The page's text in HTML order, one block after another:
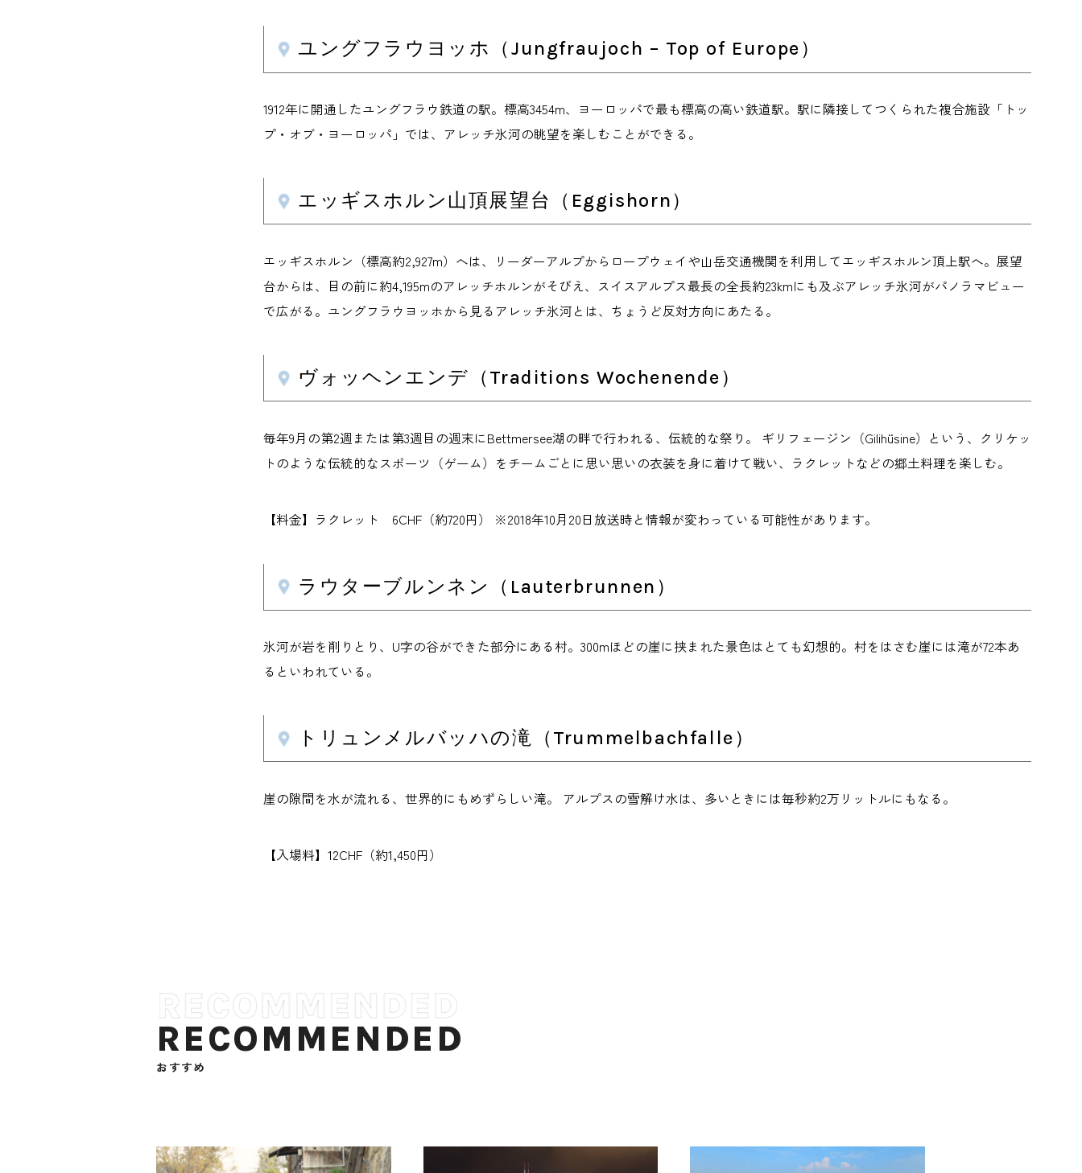
ユングフラウヨッホ（Jungfraujoch – Top of Europe）
1912年に開通したユングフラウ鉄道の駅。標高3454m、ヨーロッパで最も標高の高い鉄道駅。駅に隣接してつくられた複合施設「トッ
プ・オブ・ヨーロッパ」では、アレッチ氷河の眺望を楽しむことができる。
エッギスホルン山頂展望台（Eggishorn）
エッギスホルン（標高約2,927m）へは、リーダーアルプからロープウェイや山岳交通機関を利用してエッギスホルン頂上駅へ。展望
台からは、目の前に約4,195mのアレッチホルンがそびえ、スイスアルプス最長の全長約23kmにも及ぶアレッチ氷河がパノラマビュー
で広がる。ユングフラウヨッホから見るアレッチ氷河とは、ちょうど反対方向にあたる。
ヴォッヘンエンデ（Traditions Wochenende）
毎年9月の第2週または第3週目の週末にBettmersee湖の畔で行われる、伝統的な祭り。 ギリフェージン（Gilihüsine）という、クリケッ
トのような伝統的なスポーツ（ゲーム）をチームごとに思い思いの衣装を身に着けて戦い、ラクレットなどの郷土料理を楽しむ。
【料金】ラクレット 6CHF（約720円） ※2018年10月20日放送時と情報が変わっている可能性があります。
ラウターブルンネン（Lauterbrunnen）
氷河が岩を削りとり、U字の谷ができた部分にある村。300mほどの崖に挟まれた景色はとても幻想的。村をはさむ崖には滝が72本あ
るといわれている。
トリュンメルバッハの滝（Trummelbachfalle）
崖の隙間を水が流れる、世界的にもめずらしい滝。 アルプスの雪解け水は、多いときには毎秒約2万リットルにもなる。
【入場料】12CHF（約1,450円）
RECOMMENDED
おすすめ